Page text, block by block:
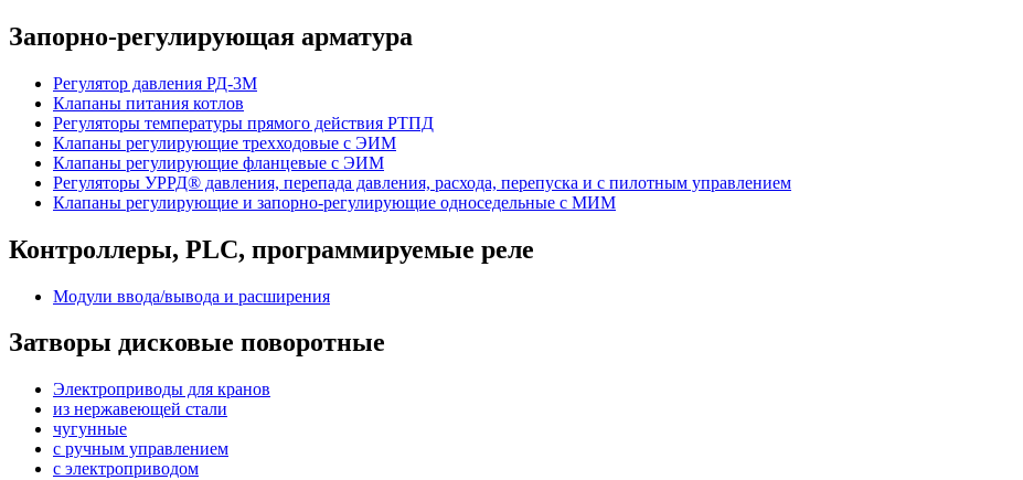
Запорно-регулирующая арматура
Регулятор давления РД-3М
Клапаны питания котлов
Регуляторы температуры прямого действия РТПД
Клапаны регулирующие трехходовые с ЭИМ
Клапаны регулирующие фланцевые с ЭИМ
Регуляторы УРРД® давления, перепада давления, расхода, перепуска и с пилотным управлением
Клапаны регулирующие и запорно-регулирующие односедельные с МИМ
Контроллеры, PLС, программируемые реле
Модули ввода/вывода и расширения
Затворы дисковые поворотные
Электроприводы для кранов
из нержавеющей стали
чугунные
с ручным управлением
c электроприводом